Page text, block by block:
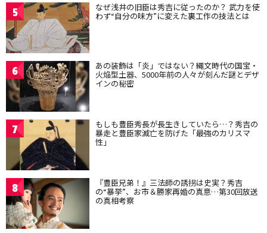
5 なぜ浅井の旧臣は秀吉に従ったのか？ 武力を使
わず“自分の味方”に変えた裏工作の技法とは
6 あの装飾は「炎」ではない？縄文時代の国宝・
火焔型土器、5000年前の人々が刻んだ謎とデザ
インの秘密
7 もしも豊臣秀長が長生きしていたら…？秀吉の
暴走と豊臣家滅亡を防げた「最強のカリスマ
性」
8 『豊臣兄弟！』三法師の誘拐は史実？秀吉
の“暴挙”、お市＆勝家再婚の真意…第30回放送
の真相考察